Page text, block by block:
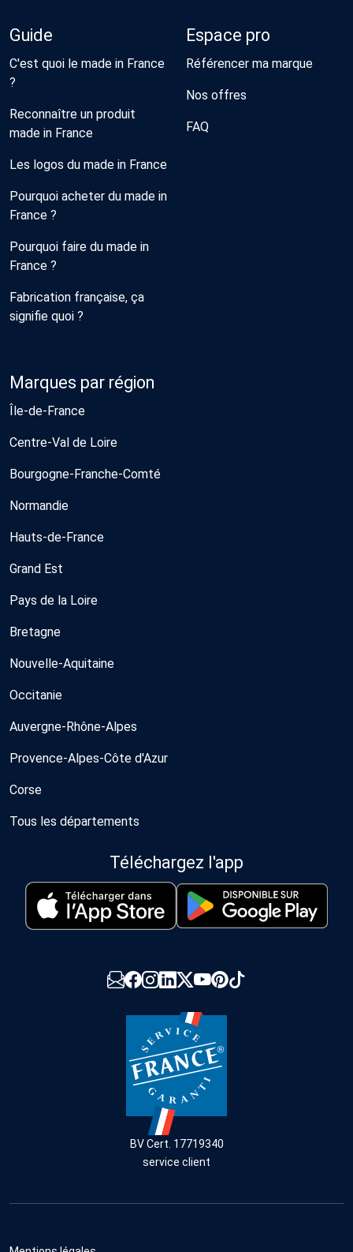
Guide
C'est quoi le made in France
?
Reconnaître un produit
made in France
Les logos du made in France
Pourquoi acheter du made in
France ?
Pourquoi faire du made in
France ?
Fabrication française, ça
signifie quoi ?
Espace pro
Référencer ma marque
Nos offres
FAQ
Marques par région
Île-de-France
Centre-Val de Loire
Bourgogne-Franche-Comté
Normandie
Hauts-de-France
Grand Est
Pays de la Loire
Bretagne
Nouvelle-Aquitaine
Occitanie
Auvergne-Rhône-Alpes
Provence-Alpes-Côte d'Azur
Corse
Tous les départements
Téléchargez l'app
BV Cert. 17719340
service client